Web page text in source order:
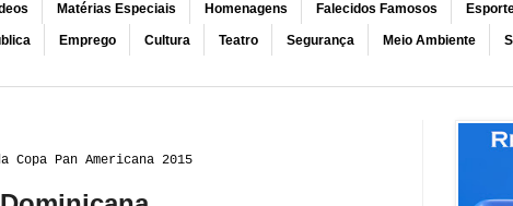
Matérias Especiais Homenagens Falecidos Famosos
Emprego Cultura Teatro Segurança Meio Ambiente
Copa Pan Americana 2015